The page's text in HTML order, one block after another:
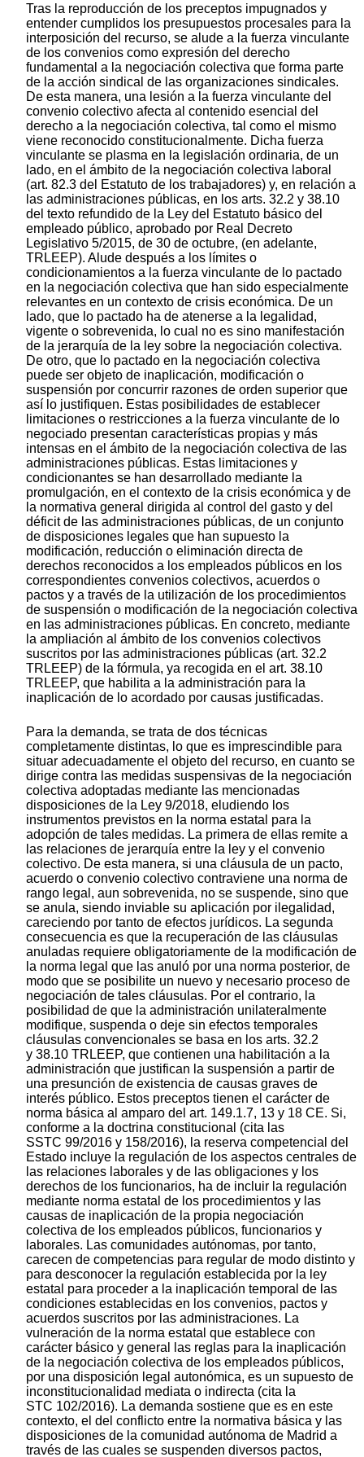
Tras la reproducción de los preceptos impugnados y
entender cumplidos los presupuestos procesales para la
interposición del recurso, se alude a la fuerza vinculante
de los convenios como expresión del derecho
fundamental a la negociación colectiva que forma parte
de la acción sindical de las organizaciones sindicales.
De esta manera, una lesión a la fuerza vinculante del
convenio colectivo afecta al contenido esencial del
derecho a la negociación colectiva, tal como el mismo
viene reconocido constitucionalmente. Dicha fuerza
vinculante se plasma en la legislación ordinaria, de un
lado, en el ámbito de la negociación colectiva laboral
(art. 82.3 del Estatuto de los trabajadores) y, en relación a
las administraciones públicas, en los arts. 32.2 y 38.10
del texto refundido de la Ley del Estatuto básico del
empleado público, aprobado por Real Decreto
Legislativo 5/2015, de 30 de octubre, (en adelante,
TRLEEP). Alude después a los límites o
condicionamientos a la fuerza vinculante de lo pactado
en la negociación colectiva que han sido especialmente
relevantes en un contexto de crisis económica. De un
lado, que lo pactado ha de atenerse a la legalidad,
vigente o sobrevenida, lo cual no es sino manifestación
de la jerarquía de la ley sobre la negociación colectiva.
De otro, que lo pactado en la negociación colectiva
puede ser objeto de inaplicación, modificación o
suspensión por concurrir razones de orden superior que
así lo justifiquen. Estas posibilidades de establecer
limitaciones o restricciones a la fuerza vinculante de lo
negociado presentan características propias y más
intensas en el ámbito de la negociación colectiva de las
administraciones públicas. Estas limitaciones y
condicionantes se han desarrollado mediante la
promulgación, en el contexto de la crisis económica y de
la normativa general dirigida al control del gasto y del
déficit de las administraciones públicas, de un conjunto
de disposiciones legales que han supuesto la
modificación, reducción o eliminación directa de
derechos reconocidos a los empleados públicos en los
correspondientes convenios colectivos, acuerdos o
pactos y a través de la utilización de los procedimientos
de suspensión o modificación de la negociación colectiva
en las administraciones públicas. En concreto, mediante
la ampliación al ámbito de los convenios colectivos
suscritos por las administraciones públicas (art. 32.2
TRLEEP) de la fórmula, ya recogida en el art. 38.10
TRLEEP, que habilita a la administración para la
inaplicación de lo acordado por causas justificadas.
Para la demanda, se trata de dos técnicas
completamente distintas, lo que es imprescindible para
situar adecuadamente el objeto del recurso, en cuanto se
dirige contra las medidas suspensivas de la negociación
colectiva adoptadas mediante las mencionadas
disposiciones de la Ley 9/2018, eludiendo los
instrumentos previstos en la norma estatal para la
adopción de tales medidas. La primera de ellas remite a
las relaciones de jerarquía entre la ley y el convenio
colectivo. De esta manera, si una cláusula de un pacto,
acuerdo o convenio colectivo contraviene una norma de
rango legal, aun sobrevenida, no se suspende, sino que
se anula, siendo inviable su aplicación por ilegalidad,
careciendo por tanto de efectos jurídicos. La segunda
consecuencia es que la recuperación de las cláusulas
anuladas requiere obligatoriamente de la modificación de
la norma legal que las anuló por una norma posterior, de
modo que se posibilite un nuevo y necesario proceso de
negociación de tales cláusulas. Por el contrario, la
posibilidad de que la administración unilateralmente
modifique, suspenda o deje sin efectos temporales
cláusulas convencionales se basa en los arts. 32.2
y 38.10 TRLEEP, que contienen una habilitación a la
administración que justifican la suspensión a partir de
una presunción de existencia de causas graves de
interés público. Estos preceptos tienen el carácter de
norma básica al amparo del art. 149.1.7, 13 y 18 CE. Si,
conforme a la doctrina constitucional (cita las
SSTC 99/2016 y 158/2016), la reserva competencial del
Estado incluye la regulación de los aspectos centrales de
las relaciones laborales y de las obligaciones y los
derechos de los funcionarios, ha de incluir la regulación
mediante norma estatal de los procedimientos y las
causas de inaplicación de la propia negociación
colectiva de los empleados públicos, funcionarios y
laborales. Las comunidades autónomas, por tanto,
carecen de competencias para regular de modo distinto y
para desconocer la regulación establecida por la ley
estatal para proceder a la inaplicación temporal de las
condiciones establecidas en los convenios, pactos y
acuerdos suscritos por las administraciones. La
vulneración de la norma estatal que establece con
carácter básico y general las reglas para la inaplicación
de la negociación colectiva de los empleados públicos,
por una disposición legal autonómica, es un supuesto de
inconstitucionalidad mediata o indirecta (cita la
STC 102/2016). La demanda sostiene que es en este
contexto, el del conflicto entre la normativa básica y las
disposiciones de la comunidad autónoma de Madrid a
través de las cuales se suspenden diversos pactos,